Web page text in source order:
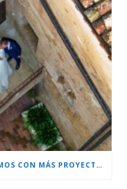
DESPUÉS DEL COVID VOLVEMOS CON MÁS PROYECTOS!!!